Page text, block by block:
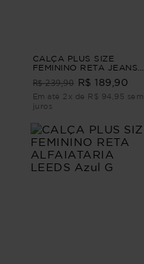
CALÇA PLUS SIZE
FEMININO RETA JEANS
FRADES Azul M
R$ 239,90 R$ 189,90
Em até 2x de R$ 94,95 sem
juros